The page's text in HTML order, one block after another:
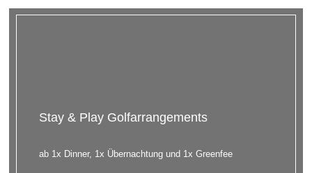
Stay & Play Golfarrangements
ab 1x Dinner, 1x Übernachtung und 1x Greenfee